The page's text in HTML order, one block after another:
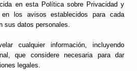
en esta Política sobre Privacidad y
los avisos establecidos para cada
sus datos personales.
cualquier información, incluyendo
que considere necesaria para dar
legales.